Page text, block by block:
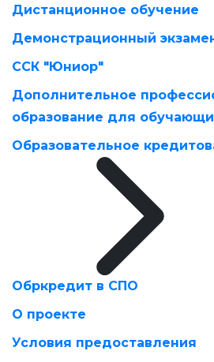
Дистанционное обучение
Демонстрационный
ССК "Юниор"
Дополнительное
образование для
Образовательное
Обркредит в СПО
О проекте
Условия предоставления